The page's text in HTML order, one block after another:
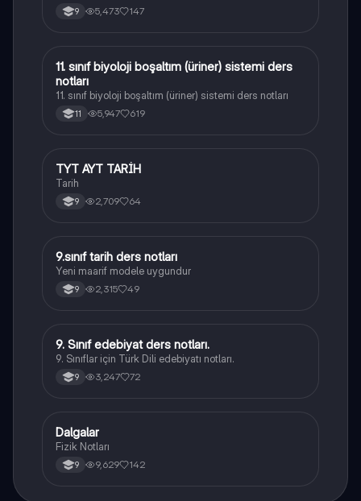
9 5,473 147
Biyoloji
11. sınıf biyoloji boşaltım (üriner) sistemi ders
notları
11. sınıf biyoloji boşaltım (üriner) sistemi ders notları
11 5,947 619
Tarih
TYT AYT TARİH
Tarih
9 2,709 64
Tarih
9.sınıf tarih ders notları
Yeni maarif modele uygundur
9 2,315 49
Türk Dili ve Edebiyatı
9. Sınıf edebiyat ders notları.
9. Sınıflar için Türk Dili edebiyatı notları.
9 3,247 72
Fizik
Dalgalar
Fizik Notları
9 9,629 142